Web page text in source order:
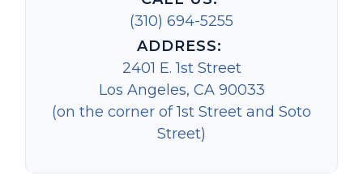
(310) 694-5255
ADDRESS:
2401 E. 1st Street
Los Angeles, CA 90033
(on the corner of 1st Street and Soto
Street)